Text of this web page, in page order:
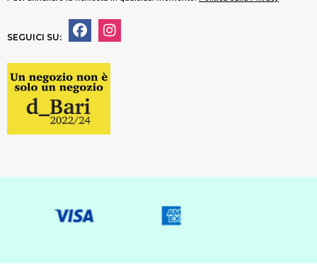
SEGUICI SU: